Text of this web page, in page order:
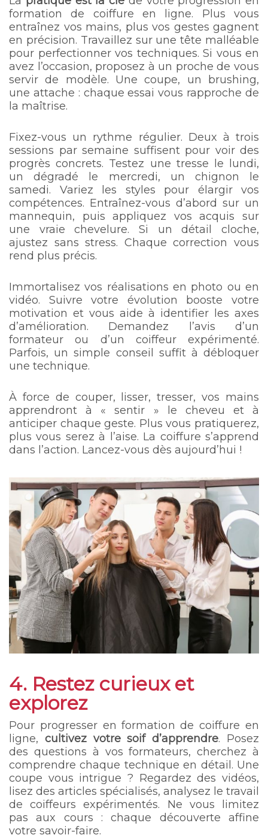
formation de coiffure en ligne. Plus vous
entraînez vos mains, plus vos gestes gagnent
en précision. Travaillez sur une tête malléable
pour perfectionner vos techniques. Si vous en
avez l’occasion, proposez à un proche de vous
servir de modèle. Une coupe, un brushing,
une attache : chaque essai vous rapproche de
la maîtrise.
Fixez-vous un rythme régulier. Deux à trois
sessions par semaine suffisent pour voir des
progrès concrets. Testez une tresse le lundi,
un dégradé le mercredi, un chignon le
samedi. Variez les styles pour élargir vos
compétences. Entraînez-vous d’abord sur un
mannequin, puis appliquez vos acquis sur
une vraie chevelure. Si un détail cloche,
ajustez sans stress. Chaque correction vous
rend plus précis.
Immortalisez vos réalisations en photo ou en
vidéo. Suivre votre évolution booste votre
motivation et vous aide à identifier les axes
d’amélioration. Demandez l’avis d’un
formateur ou d’un coiffeur expérimenté.
Parfois, un simple conseil suffit à débloquer
une technique.
À force de couper, lisser, tresser, vos mains
apprendront à « sentir » le cheveu et à
anticiper chaque geste. Plus vous pratiquerez,
plus vous serez à l’aise. La coiffure s’apprend
dans l’action. Lancez-vous dès aujourd’hui !
4. Restez curieux et
explorez
Pour progresser en formation de coiffure en
ligne, cultivez votre soif d’apprendre. Posez
des questions à vos formateurs, cherchez à
comprendre chaque technique en détail. Une
coupe vous intrigue ? Regardez des vidéos,
lisez des articles spécialisés, analysez le travail
de coiffeurs expérimentés. Ne vous limitez
pas aux cours : chaque découverte affine
votre savoir-faire.